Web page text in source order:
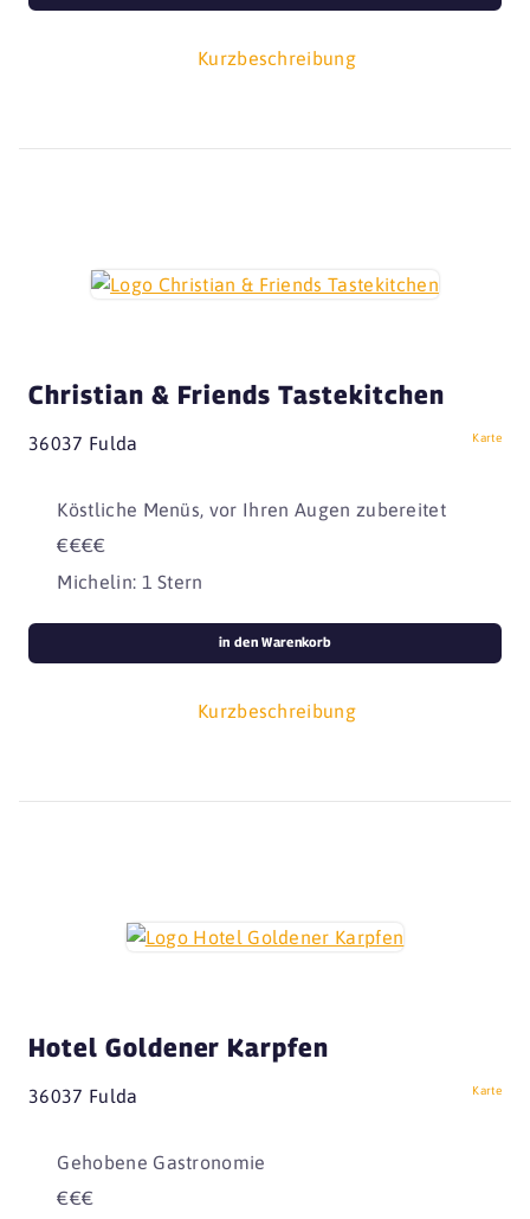
Kurzbeschreibung
Christian & Friends Tastekitchen
36037 Fulda Karte
Köstliche Menüs, vor Ihren Augen zubereitet
€€€€
Michelin: 1 Stern
Kurzbeschreibung
in den Warenkorb
Hotel Goldener Karpfen
36037 Fulda Karte
Gehobene Gastronomie
€€€